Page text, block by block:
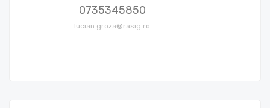
0735345850
lucian.groza@rasig.ro